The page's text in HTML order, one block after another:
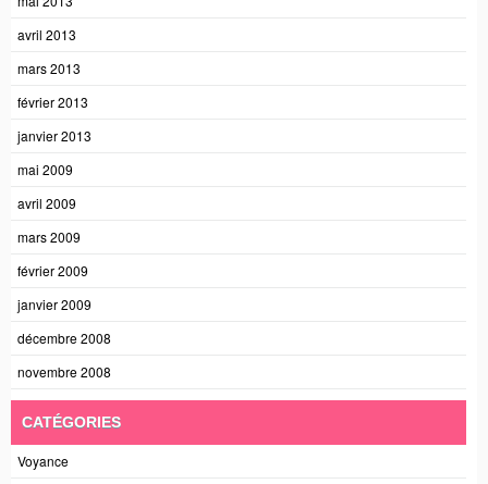
avril 2013
mars 2013
février 2013
janvier 2013
mai 2009
avril 2009
mars 2009
février 2009
janvier 2009
décembre 2008
novembre 2008
CATÉGORIES
Voyance